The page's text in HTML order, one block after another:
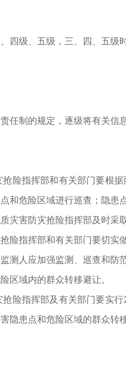
四级、五级，三、四、五级
任制的规定，逐级将有关
险指挥部和有关部门要根
和危险区域进行巡查；隐
灾害防灾抢险指挥部及时采
险指挥部和有关部门要切
测人应加强监测、巡查和
区域内的群众转移避让。
险指挥部及有关部门要实
隐患点和危险区域的群众